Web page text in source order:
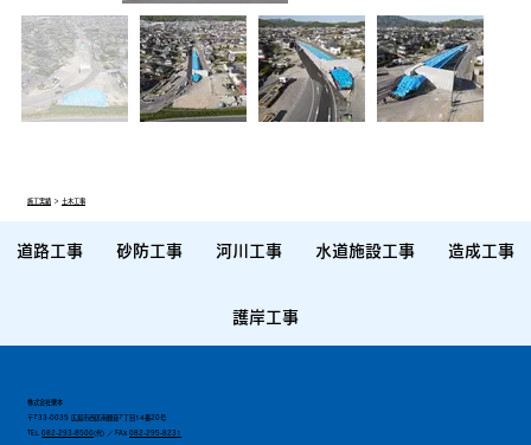
道路工事 砂防工事 河川工事 水道施設工事 造成工事
護岸工事
施工実績＞ 土木工事
株式会社栗本
TEL082-293-8500(代) ／ FAX082-295-8231
〒733-0035 広島市西区南観音7丁目14番20号